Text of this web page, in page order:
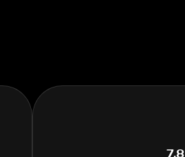
7.8